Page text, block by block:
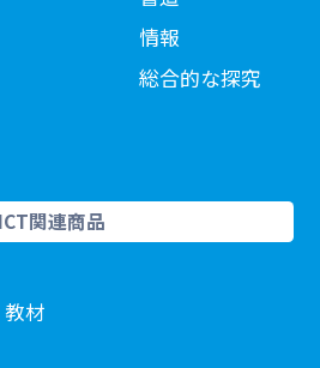
情報
総合的な探究
ICT関連商品
材